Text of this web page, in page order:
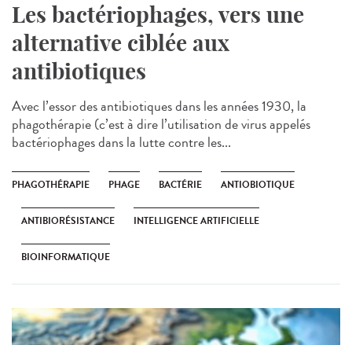
Les bactériophages, vers une
alternative ciblée aux
antibiotiques
Avec l’essor des antibiotiques dans les années 1930, la
phagothérapie (c’est à dire l’utilisation de virus appelés
bactériophages dans la lutte contre les...
PHAGOTHÉRAPIE PHAGE BACTÉRIE ANTIOBIOTIQUE
ANTIBIORÉSISTANCE INTELLIGENCE ARTIFICIELLE
BIOINFORMATIQUE